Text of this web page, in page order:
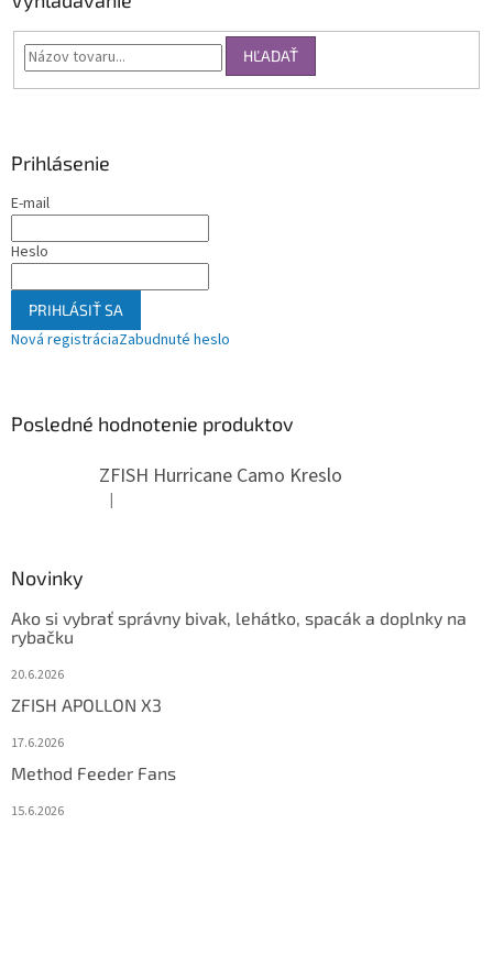
HĽADAŤ
Prihlásenie
E-mail
Heslo
PRIHLÁSIŤ SA
Nová registráciaZabudnuté heslo
Posledné hodnotenie produktov
ZFISH Hurricane Camo Kreslo
Hodnotenie produktu je 5 z 5 hviezdičiek.
|
Novinky
Ako si vybrať správny bivak, lehátko, spacák a doplnky na
rybačku
20.6.2026
ZFISH APOLLON X3
17.6.2026
Method Feeder Fans
15.6.2026